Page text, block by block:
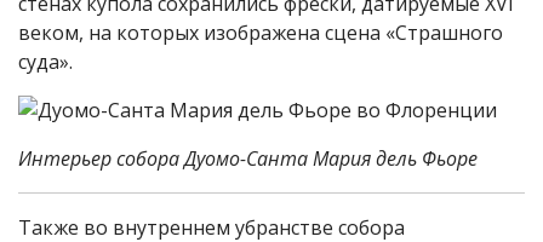
веком, на которых изображена сцена «Страшного
суда».
Интерьер собора Дуомо-Санта Мария дель Фьоре
Также во внутреннем убранстве собора